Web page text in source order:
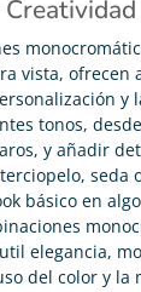
vista, ofrecen
y
tonos,
y añadir
seda
básico en
elegancia,
del color y la